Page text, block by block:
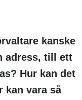
kanske
adress, till ett
Hur kan det
kan vara så